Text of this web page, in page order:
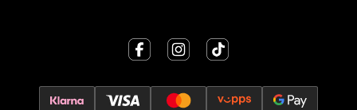
Velg